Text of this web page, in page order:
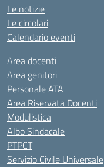
Le notizie
Le circolari
Calendario eventi
Area docenti
Area genitori
Personale ATA
Area Riservata Docenti
Modulistica
Albo Sindacale
PTPCT
Servizio Civile Universale